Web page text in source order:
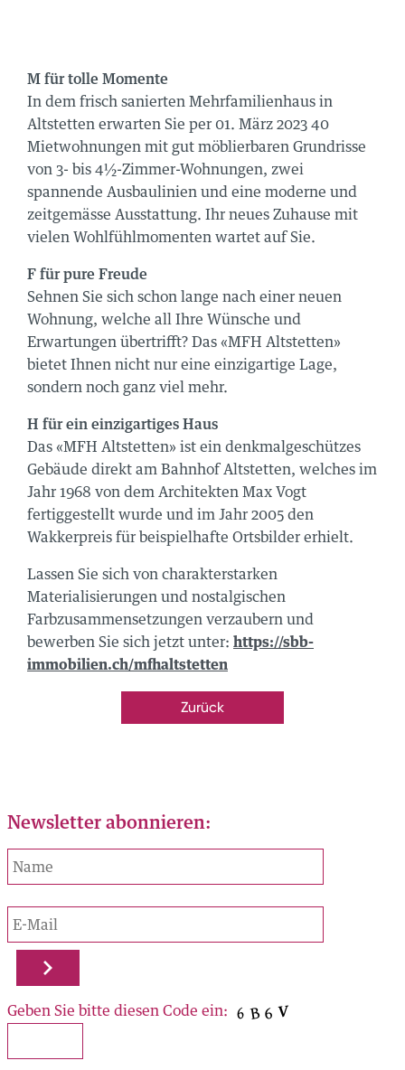
141
M für tolle Momente
In dem frisch sanierten Mehrfamilienhaus in
Altstetten erwarten Sie per 01. März 2023 40
Mietwohnungen mit gut möblierbaren Grundrisse
von 3- bis 4½-Zimmer-Wohnungen, zwei
spannende Ausbaulinien und eine moderne und
zeitgemässe Ausstattung. Ihr neues Zuhause mit
vielen Wohlfühlmomenten wartet auf Sie.
F für pure Freude
Sehnen Sie sich schon lange nach einer neuen
Wohnung, welche all Ihre Wünsche und
Erwartungen übertrifft? Das «MFH Altstetten»
bietet Ihnen nicht nur eine einzigartige Lage,
sondern noch ganz viel mehr.
H für ein einzigartiges Haus
Das «MFH Altstetten» ist ein denkmalgeschützes
Gebäude direkt am Bahnhof Altstetten, welches im
Jahr 1968 von dem Architekten Max Vogt
fertiggestellt wurde und im Jahr 2005 den
Wakkerpreis für beispielhafte Ortsbilder erhielt.
Lassen Sie sich von charakterstarken
Materialisierungen und nostalgischen
Farbzusammensetzungen verzaubern und
bewerben Sie sich jetzt unter: https://sbb-
immobilien.ch/mfhaltstetten
Zurück
Newsletter abonnieren:
Geben Sie bitte diesen Code ein: